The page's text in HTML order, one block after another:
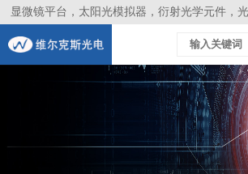
显微镜平台，太阳光模拟器，衍射光学元件，
谱仪，生物激光器，光束分析仪，Layertec